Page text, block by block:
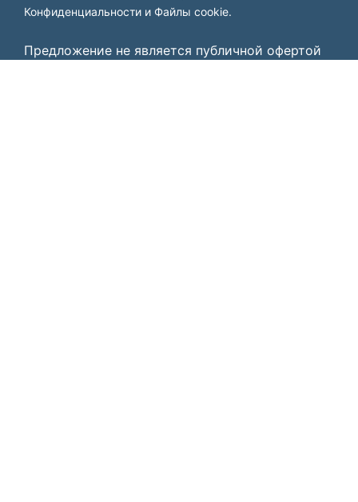
Конфиденциальности и Файлы cookie.
Предложение не является публичной офертой